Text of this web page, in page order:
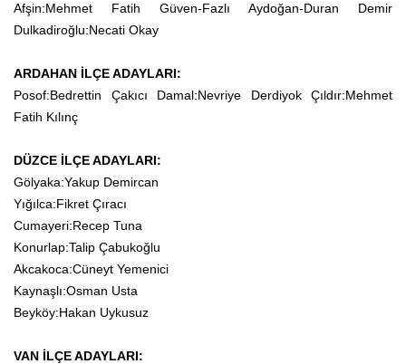
Afşin:Mehmet Fatih Güven-Fazlı Aydoğan-Duran Demir
Dulkadiroğlu:Necati Okay
ARDAHAN İLÇE ADAYLARI:
Posof:Bedrettin Çakıcı Damal:Nevriye Derdiyok Çıldır:Mehmet
Fatih Kılınç
DÜZCE İLÇE ADAYLARI:
Gölyaka:Yakup Demircan
Yığılca:Fikret Çıracı
Cumayeri:Recep Tuna
Konurlap:Talip Çabukoğlu
Akcakoca:Cüneyt Yemenici
Kaynaşlı:Osman Usta
Beyköy:Hakan Uykusuz
VAN İLÇE ADAYLARI: